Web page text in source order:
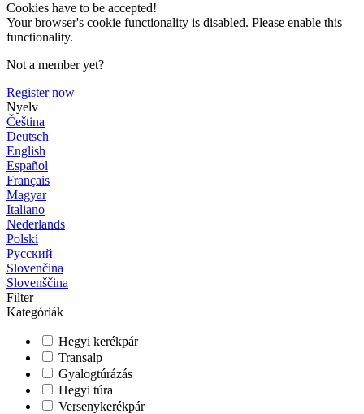
Cookies have to be accepted!
Your browser's cookie functionality is disabled. Please enable this
functionality.
Not a member yet?
Register now
Nyelv
Čeština
Deutsch
English
Español
Français
Magyar
Italiano
Nederlands
Polski
Русский
Slovenčina
Slovenščina
Filter
Kategóriák
Hegyi kerékpár
Transalp
Gyalogtúrázás
Hegyi túra
Versenykerékpár